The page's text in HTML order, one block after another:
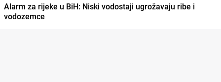
Alarm za rijeke u BiH: Niski vodostaji ugrožavaju ribe i
vodozemce